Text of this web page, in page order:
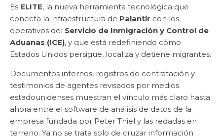
Es ELITE, la nueva herramienta tecnológica que
conecta la infraestructura de Palantir con los
operativos del Servicio de Inmigración y Control de
Aduanas (ICE), y que está redefiniendo cómo
Estados Unidos persigue, localiza y detiene migrantes.
Documentos internos, registros de contratación y
testimonios de agentes revisados por medios
estadounidenses muestran el vínculo más claro hasta
ahora entre el software de análisis de datos de la
empresa fundada por Peter Thiel y las redadas en
terreno. Ya no se trata solo de cruzar información